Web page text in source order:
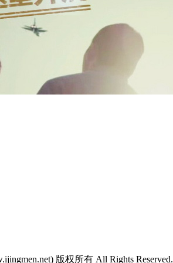
版权所有 All Rights Reserved.